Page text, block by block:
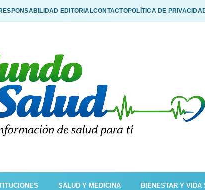
EDITORIALCONTACTOPOLÍTICA DE
SALUD Y MEDICINA BIENESTAR Y VIDA